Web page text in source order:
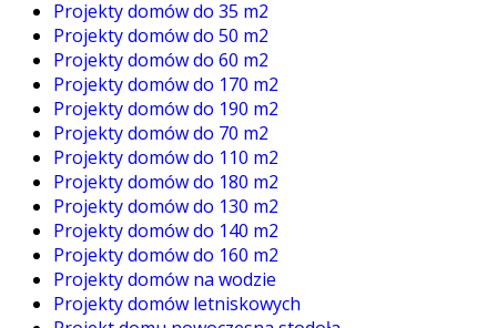
Projekty domów do 35 m2
Projekty domów do 50 m2
Projekty domów do 60 m2
Projekty domów do 170 m2
Projekty domów do 190 m2
Projekty domów do 70 m2
Projekty domów do 110 m2
Projekty domów do 180 m2
Projekty domów do 130 m2
Projekty domów do 140 m2
Projekty domów do 160 m2
Projekty domów na wodzie
Projekty domów letniskowych